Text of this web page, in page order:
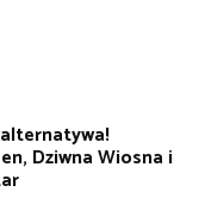
Dziwna Wiosna i